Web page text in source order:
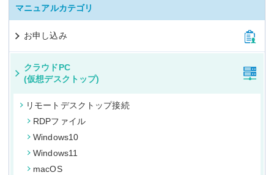
マニュアルカテゴリ
お申し込み
クラウドPC
(仮想デスクトップ)
リモートデスクトップ接続
RDPファイル
Windows10
Windows11
macOS